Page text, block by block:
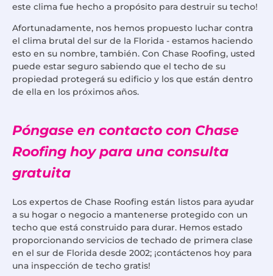
este clima fue hecho a propósito para destruir su techo!
Afortunadamente, nos hemos propuesto luchar contra
el clima brutal del sur de la Florida - estamos haciendo
esto en su nombre, también. Con Chase Roofing, usted
puede estar seguro sabiendo que el techo de su
propiedad protegerá su edificio y los que están dentro
de ella en los próximos años.
Póngase en contacto con Chase
Roofing hoy para una consulta
gratuita
Los expertos de Chase Roofing están listos para ayudar
a su hogar o negocio a mantenerse protegido con un
techo que está construido para durar. Hemos estado
proporcionando servicios de techado de primera clase
en el sur de Florida desde 2002; ¡contáctenos hoy para
una inspección de techo gratis!